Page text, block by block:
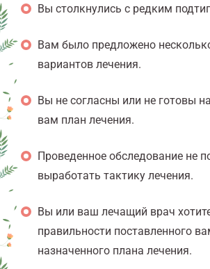
Вы столкнулись с редким
Вам было предложено
вариантов лечения.
Вы не согласны или не готовы
вам план лечения.
Проведенное обследование не
выработать тактику лечения.
Вы или ваш лечащий врач
правильности поставленного
назначенного плана лечения.